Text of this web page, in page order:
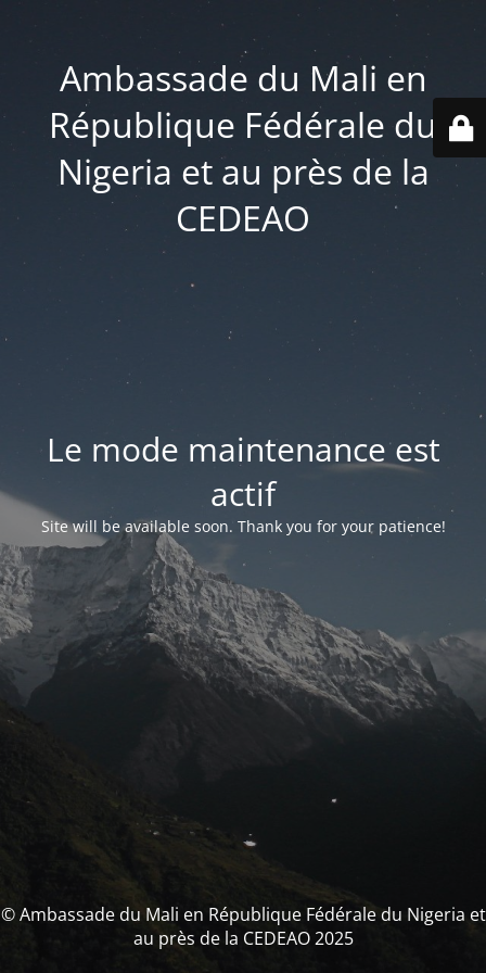
Ambassade du Mali en
République Fédérale du
Nigeria et au près de la
CEDEAO
Le mode maintenance est
actif
Site will be available soon. Thank you for your patience!
© Ambassade du Mali en République Fédérale du Nigeria et
au près de la CEDEAO 2025